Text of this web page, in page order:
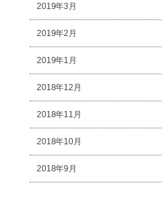
2019年3月
2019年2月
2019年1月
2018年12月
2018年11月
2018年10月
2018年9月